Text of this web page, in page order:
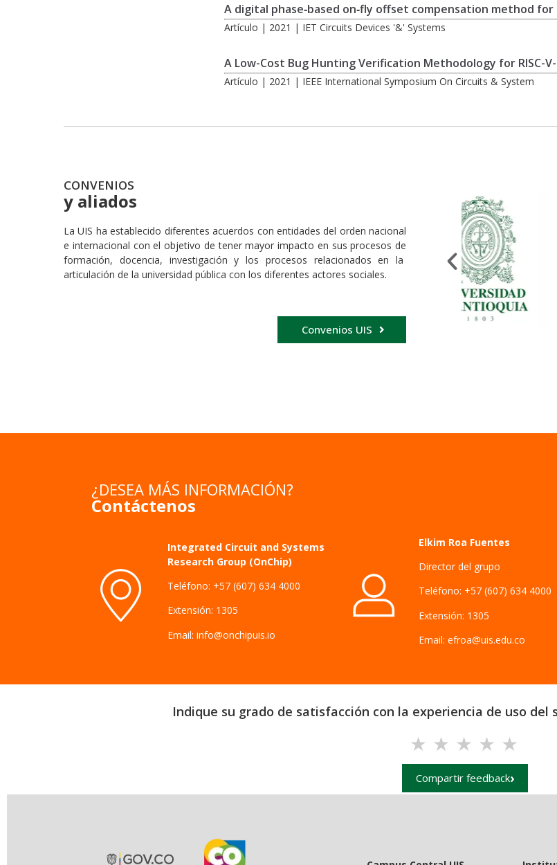
A digital phase‐based on‐fly offset compensation method
Artículo | 2021 | IET Circuits Devices '&' Systems
A Low-Cost Bug Hunting Verification Methodology for RISC-
Artículo | 2021 | IEEE International Symposium On Circuits & System
CONVENIOS
y aliados
La UIS ha establecido diferentes acuerdos con entidades del orden nacional
e internacional con el objetivo de tener mayor impacto en sus procesos de
formación, docencia, investigación y los procesos relacionados en la
articulación de la universidad pública con los diferentes actores sociales.
Convenios UIS
¿DESEA MÁS INFORMACIÓN?
Contáctenos
Integrated Circuit and Systems
Research Group (OnChip)
Teléfono: +57 (607) 634 4000
Extensión: 1305
Email: info@onchipuis.io
Elkim Roa Fuentes
Director del grupo
Teléfono: +57 (607) 634 4000
Extensión: 1305
Email: efroa@uis.edu.co
Indique su grado de satisfacción con la experiencia de uso del